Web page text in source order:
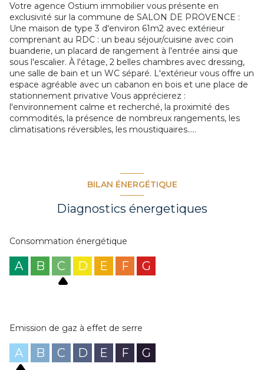
+4
Votre agence Ostium immobilier vous présente en
exclusivité sur la commune de SALON DE PROVENCE :
Une maison de type 3 d'environ 61m2 avec extérieur
comprenant au RDC : un beau séjour/cuisine avec coin
buanderie, un placard de rangement à l'entrée ainsi que
sous l'escalier. À l'étage, 2 belles chambres avec dressing,
une salle de bain et un WC séparé. L'extérieur vous offre un
espace agréable avec un cabanon en bois et une place de
stationnement privative Vous apprécierez :
l'environnement calme et recherché, la proximité des
commodités, la présence de nombreux rangements, les
climatisations réversibles, les moustiquaires.....
BILAN ÉNERGÉTIQUE
Diagnostics énergetiques
Consommation énergétique
A B C D E F G
Emission de gaz à effet de serre
A B C D E F G